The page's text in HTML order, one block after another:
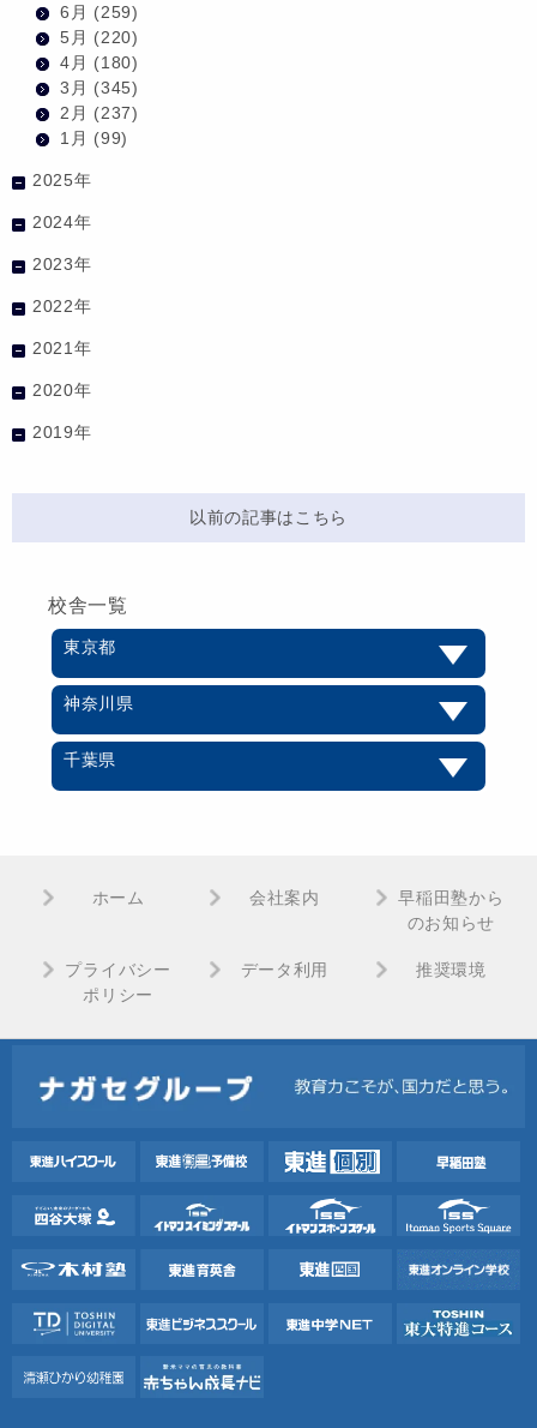
6月 (259)
5月 (220)
4月 (180)
3月 (345)
2月 (237)
1月 (99)
2025年
2024年
2023年
2022年
2021年
2020年
2019年
以前の記事はこちら
校舎一覧
東京都
神奈川県
千葉県
ホーム 会社案内
早稲田塾から
のお知らせ
プライバシー
ポリシー
データ利用 推奨環境